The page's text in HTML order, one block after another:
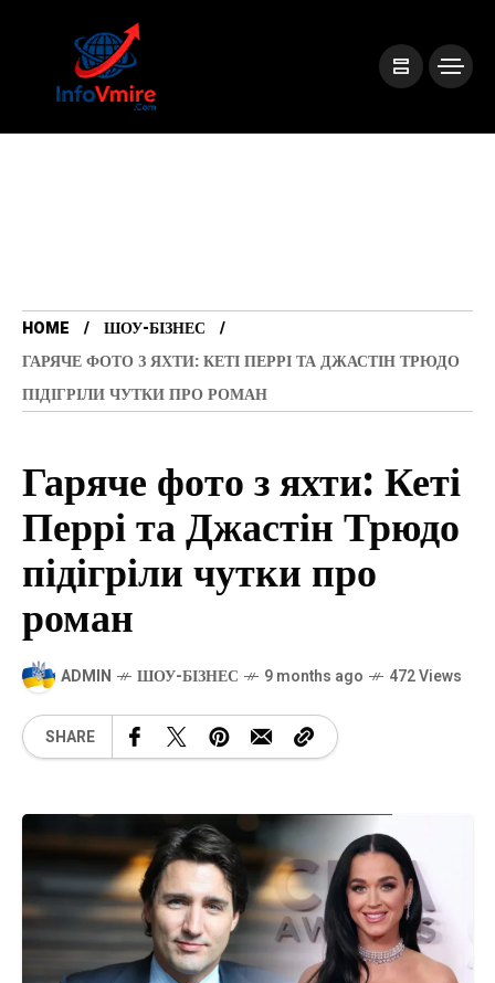
HOME
ШОУ-БІЗНЕС
ГАРЯЧЕ ФОТО З ЯХТИ: КЕТІ ПЕРРІ ТА ДЖАСТІН ТРЮДО
ПІДІГРІЛИ ЧУТКИ ПРО РОМАН
Гаряче фото з яхти: Кеті
Перрі та Джастін Трюдо
підігріли чутки про
роман
ADMIN ШОУ-БІЗНЕС 9 months ago 472 Views
SHARE